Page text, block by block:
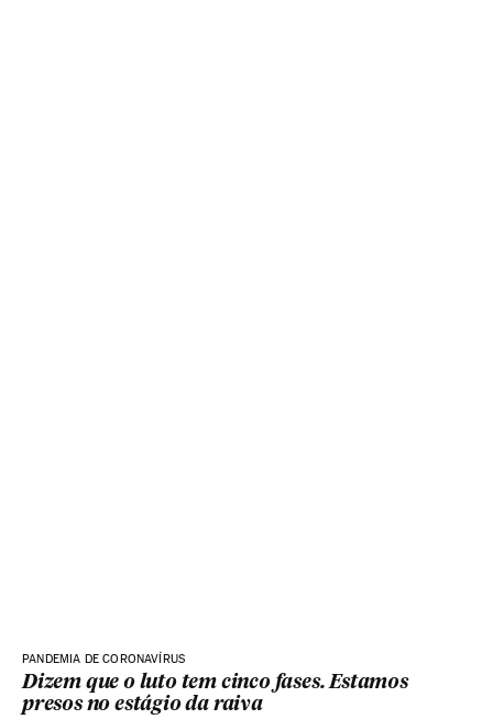
PANDEMIA DE CORONAVÍRUS
Dizem que o luto tem cinco fases. Estamos
presos no estágio da raiva